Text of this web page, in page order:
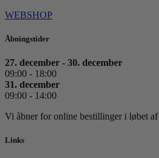
WEBSHOP
Åbningstider
27. december - 30. december
09:00 - 18:00
31. december
09:00 - 14:00
Vi åbner for online bestillinger i løbet
Links